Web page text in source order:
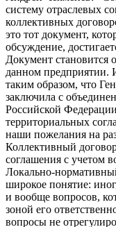
систему отраслевых
коллективных
это тот документ,
обсуждение,
Документ становится
данном предприятии.
таким образом, что
заключила с
Российской
территориальных
наши пожелания на
Коллективный
соглашения с учетом
Локально-
широкое понятие:
и вообще вопросов,
зоной его
вопросы не